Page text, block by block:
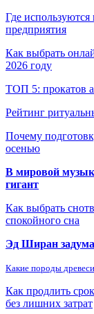
Где
предприятия
Как выбрать
2026 году
ТОП 5: прокатов
Рейтинг
Почему
осенью
В мировой
гигант
Как выбрать
спокойного сна
Эд Ширан
Какие породы
Как продлить
без лишних затрат